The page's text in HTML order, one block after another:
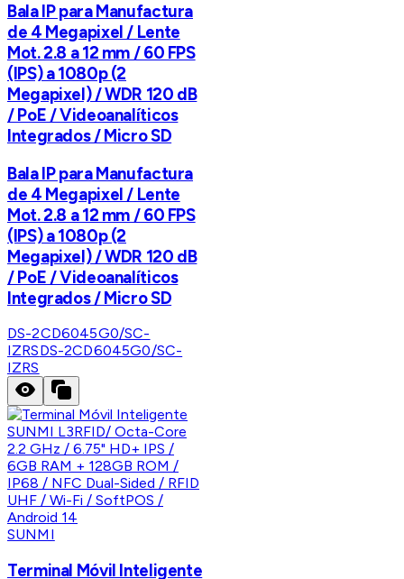
Bala IP para Manufactura
de 4 Megapixel / Lente
Mot. 2.8 a 12 mm / 60 FPS
(IPS) a 1080p (2
Megapixel) / WDR 120 dB
/ PoE / Videoanalíticos
Integrados / Micro SD
Bala IP para Manufactura
de 4 Megapixel / Lente
Mot. 2.8 a 12 mm / 60 FPS
(IPS) a 1080p (2
Megapixel) / WDR 120 dB
/ PoE / Videoanalíticos
Integrados / Micro SD
DS-2CD6045G0/SC-
IZRSDS-2CD6045G0/SC-
IZRS
SUNMI
Terminal Móvil Inteligente